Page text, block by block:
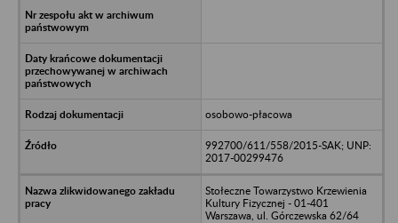
osobowo-płacowa
992700/611/558/2015-SAK; UNP:
2017-00299476
Stołeczne Towarzystwo Krzewienia
Kultury Fizycznej - 01-401
Warszawa, ul. Górczewska 62/64